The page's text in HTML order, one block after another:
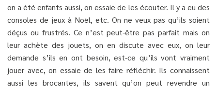
on a été enfants aussi, on essaie de les écouter. Il y a eu des
consoles de jeux à Noël, etc. On ne veux pas qu’ils soient
déçus ou frustrés. Ce n’est peut-être pas parfait mais on
leur achète des jouets, on en discute avec eux, on leur
demande s’ils en ont besoin, est-ce qu’ils vont vraiment
jouer avec, on essaie de les faire réfléchir. Ils connaissent
aussi les brocantes, ils savent qu’on peut revendre un